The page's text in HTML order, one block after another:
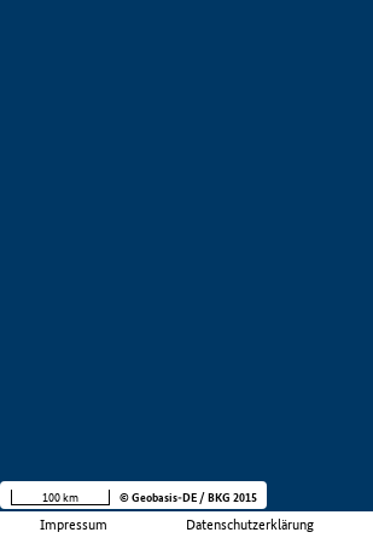
Impressum Datenschutzerklärung
100 km © Geobasis-DE / BKG 2015